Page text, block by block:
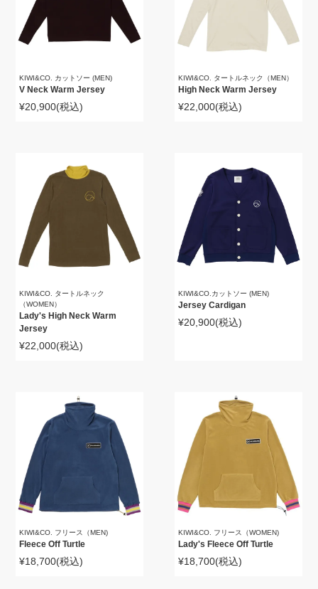
KIWI&CO. カットソー (MEN)
V Neck Warm Jersey
¥20,900(税込)
KIWI&CO. タートルネック（MEN）
High Neck Warm Jersey
¥22,000(税込)
KIWI&CO. タートルネック
（WOMEN）
Lady's High Neck Warm
Jersey
¥22,000(税込)
KIWI&CO.カットソー (MEN)
Jersey Cardigan
¥20,900(税込)
KIWI&CO. フリース（MEN)
Fleece Off Turtle
¥18,700(税込)
KIWI&CO. フリース（WOMEN)
Lady's Fleece Off Turtle
¥18,700(税込)